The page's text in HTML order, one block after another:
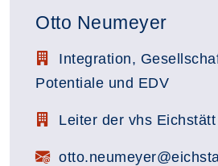
Otto Neumeyer
Stellenbezeichnung:
Integration,
Potentiale und EDV
Zimmerbezeichnung:
Leiter der vhs Eichstätt
E-Mail: